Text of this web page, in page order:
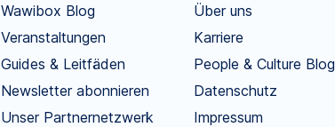
Wawibox Blog
Veranstaltungen
Guides & Leitfäden
Newsletter abonnieren
Unser Partnernetzwerk
Über uns
Karriere
People & Culture Blog
Datenschutz
Impressum